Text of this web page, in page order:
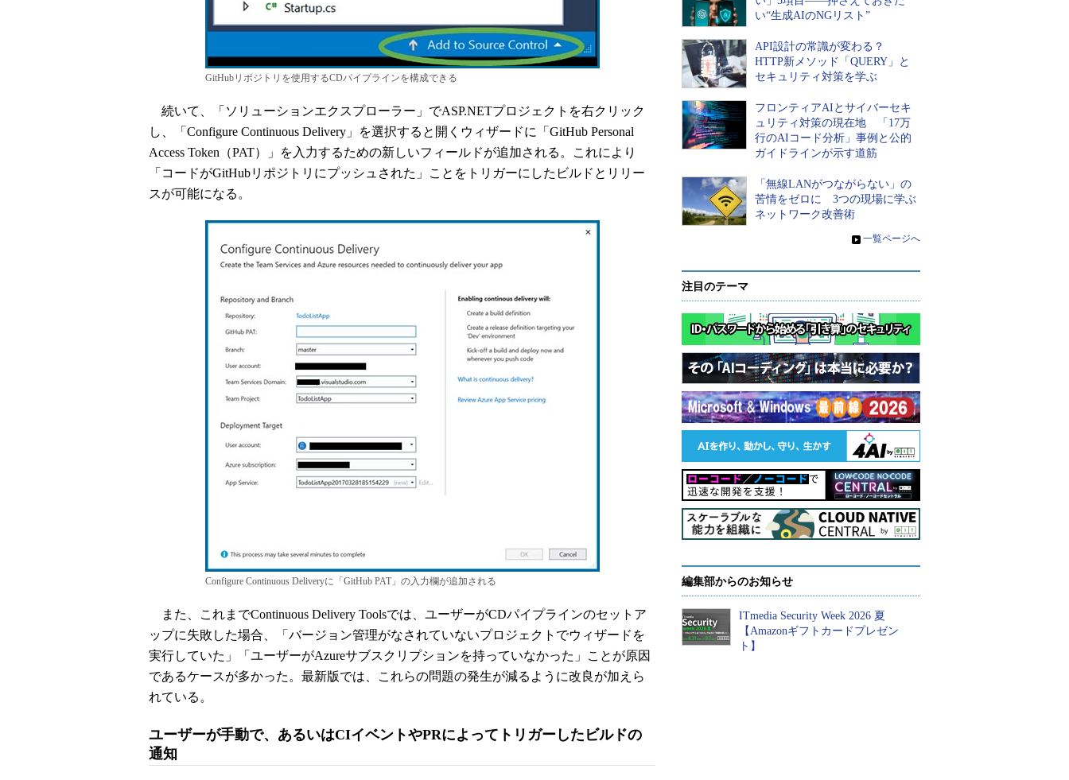
GitHubリポジトリを使用するCDパイプラインを構成できる
続いて、「ソリューションエクスプローラー」でASP.NETプロジェクトを右クリック
し、「Configure Continuous Delivery」を選択すると開くウィザードに「GitHub Personal
Access Token（PAT）」を入力するための新しいフィールドが追加される。これにより
「コードがGitHubリポジトリにプッシュされた」ことをトリガーにしたビルドとリリー
スが可能になる。
Configure Continuous Deliveryに「GitHub PAT」の入力欄が追加される
また、これまでContinuous Delivery Toolsでは、ユーザーがCDパイプラインのセットア
ップに失敗した場合、「バージョン管理がなされていないプロジェクトでウィザードを
実行していた」「ユーザーがAzureサブスクリプションを持っていなかった」ことが原因
であるケースが多かった。最新版では、これらの問題の発生が減るように改良が加えら
れている。
ユーザーが手動で、あるいはCIイベントやPRによってトリガーしたビルドの
通知
い“生成AIのNGリスト”
API設計の常識が変わる？
HTTP新メソッド「QUERY」と
セキュリティ対策を学ぶ
フロンティアAIとサイバーセキ
ュリティ対策の現在地 「17万
行のAIコード分析」事例と公的
ガイドラインが示す道筋
「無線LANがつながらない」の
苦情をゼロに 3つの現場に学ぶ
ネットワーク改善術
» 一覧ページへ
注目のテーマ
編集部からのお知らせ
ITmedia Security Week 2026 夏
【Amazonギフトカードプレゼン
ト】